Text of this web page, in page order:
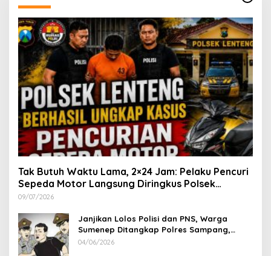
Tak Butuh Waktu Lama, 2×24 Jam: Pelaku Pencuri
Sepeda Motor Langsung Diringkus Polsek
Lenteng di Wilayah Manding
09/07/2026
Janjikan Lolos Polisi dan PNS, Warga
Sumenep Ditangkap Polres Sampang,
Korban Rugi Rp 600 juta
04/06/2026